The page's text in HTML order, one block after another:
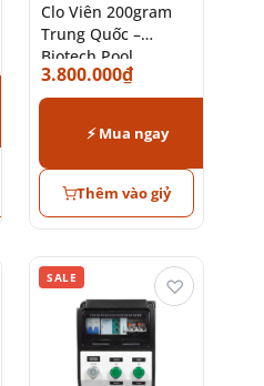
Clo Viên 200gram
Trung Quốc –
Biotech Pool
3.800.000₫
⚡ Mua ngay
Thêm vào giỷ
SALE ♡